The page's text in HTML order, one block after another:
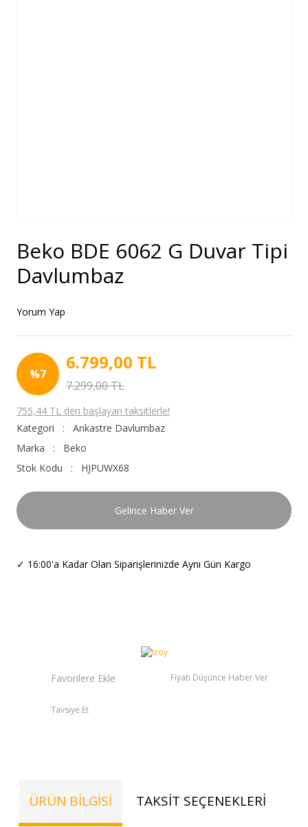
Beko BDE 6062 G Duvar Tipi
Davlumbaz
Yorum Yap
%7
6.799,00 TL
7.299,00 TL
755,44 TL den başlayan taksitlerle!
Kategori
Ankastre Davlumbaz
Marka
Beko
Stok Kodu
HJPUWX68
Gelince Haber Ver
✓ 16:00'a Kadar Olan Siparişlerinizde Aynı Gün Kargo
Fiyatı Düşünce Haber Ver
Tavsiye Et
ÜRÜN BILGISI TAKSIT SEÇENEKLERI